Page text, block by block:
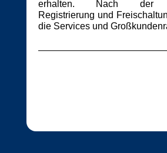
erhalten. Nach der
Registrierung und
die Services und